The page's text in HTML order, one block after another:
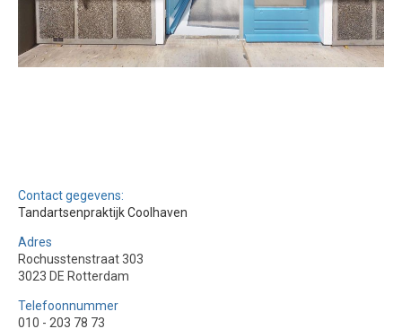
Contact gegevens:
Tandartsenpraktijk Coolhaven
Adres
Rochusstenstraat 303
3023 DE Rotterdam
Telefoonnummer
010 - 203 78 73